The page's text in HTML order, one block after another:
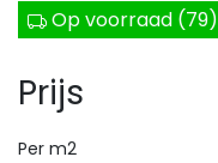
Op voorraad (79)
Prijs
Per m2